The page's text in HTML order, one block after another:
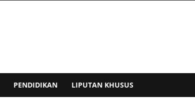
PENDIDIKAN LIPUTAN KHUSUS